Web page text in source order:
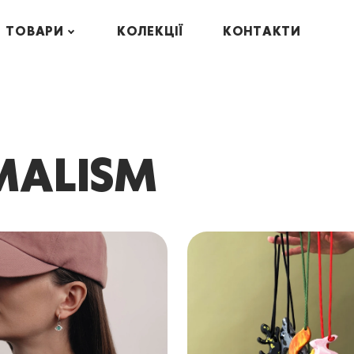
ТОВАРИ КОЛЕКЦІЇ КОНТАКТИ